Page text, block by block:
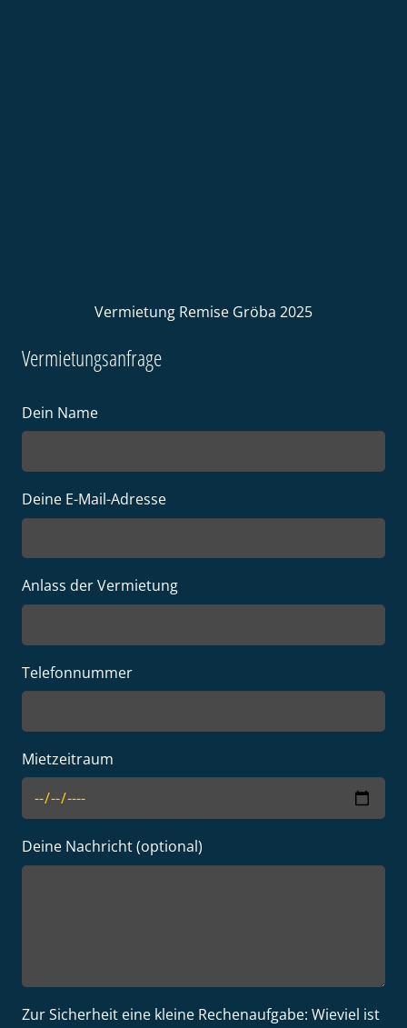
Vermietung Remise Gröba 2025
Vermietungsanfrage
Bitte lasse dieses Feld leer.
Dein Name
Deine E-Mail-Adresse
Anlass der Vermietung
Bitte lasse dieses Feld leer.
Telefonnummer
Mietzeitraum
Deine Nachricht (optional)
Zur Sicherheit eine kleine Rechenaufgabe: Wieviel ist